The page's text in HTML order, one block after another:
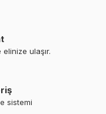
ulaşır.
sistemi